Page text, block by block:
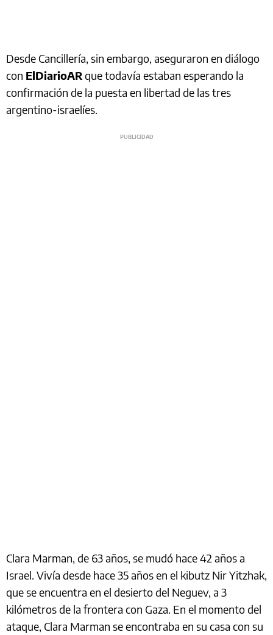
Desde Cancillería, sin embargo, aseguraron en diálogo
con ElDiarioARque todavía estaban esperando la
confirmación de la puesta en libertad de las tres
argentino-israelíes.
Clara Marman, de 63 años, se mudó hace 42 años a
Israel. Vivía desde hace 35 años en el kibutz Nir Yitzhak,
que se encuentra en el desierto del Neguev, a 3
kilómetros de la frontera con Gaza. En el momento del
ataque, Clara Marman se encontraba en su casa con su